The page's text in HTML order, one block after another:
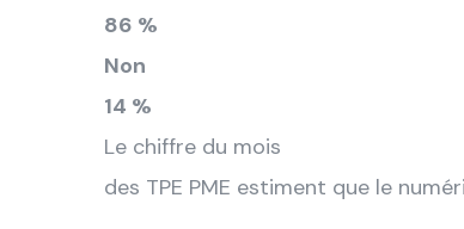
86 %
Non
14 %
Le chiffre du mois
des TPE PME estiment que le